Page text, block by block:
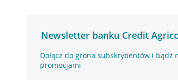
Newsletter banku Credit
Dołącz do grona subskrybentów i bądź
promocjami